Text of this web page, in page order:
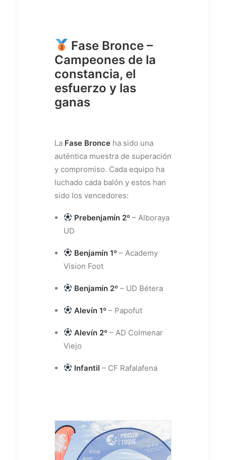
Fase Bronce –
Campeones de la
constancia, el
esfuerzo y las
ganas
La Fase Bronce ha sido una
auténtica muestra de superación
y compromiso. Cada equipo ha
luchado cada balón y estos han
sido los vencedores:
Prebenjamín 2º – Alboraya
UD
Benjamín 1º – Academy
Vision Foot
Benjamín 2º – UD Bétera
Alevín 1º – Papofut
Alevín 2º – AD Colmenar
Viejo
Infantil – CF Rafalafena